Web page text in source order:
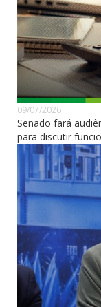
09/07/2026
Senado fará
para discutir